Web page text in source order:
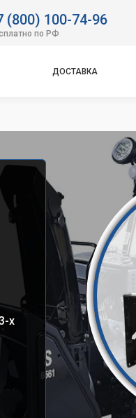
(800) 100-74-96
по РФ
ДОСТАВКА
х